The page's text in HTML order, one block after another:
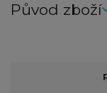
Původ zboží